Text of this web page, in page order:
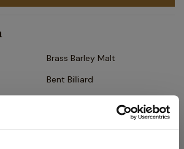
Brass Barley Malt
Bent Billiard